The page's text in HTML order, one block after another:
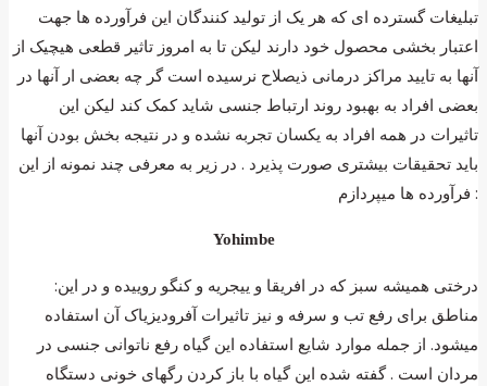
تبلیغات گسترده ای که هر یک از تولید کنندگان این فرآورده ها جهت
اعتبار بخشی محصول خود دارند لیکن تا به امروز تاثیر قطعی هیچیک از
آنها به تایید مراکز درمانی ذیصلاح نرسیده است گر چه بعضی ار آنها در
بعضی افراد به بهبود روند ارتباط جنسی شاید کمک کند لیکن این
تاثیرات در همه افراد به یکسان تجربه نشده و در نتیجه بخش بودن آنها
باید تحقیقات بیشتری صورت پذیرد . در زیر به معرفی چند نمونه از این
فرآورده ها میپردازم :
Yohimbe
:درختی همیشه سبز که در افریقا و ییجریه و کنگو روییده و در این
مناطق برای رفع تب و سرفه و نیز تاثیرات آفرودیزیاک آن استفاده
میشود. از جمله موارد شایع استفاده این گیاه رفع ناتوانی جنسی در
مردان است . گفته شده این گیاه با باز کردن رگهای خونی دستگاه